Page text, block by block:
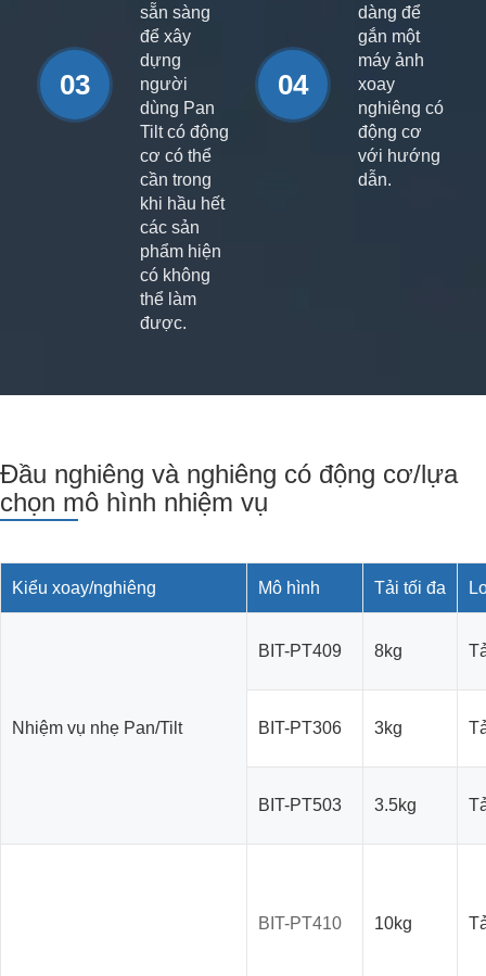
03
sẵn sàng
để xây
dựng
người
dùng Pan
Tilt có động
cơ có thể
cần trong
khi hầu hết
các sản
phẩm hiện
có không
thể làm
được.
04
dàng để
gắn một
máy ảnh
xoay
nghiêng có
động cơ
với hướng
dẫn.
Đầu nghiêng và nghiêng có động cơ/lựa
chọn mô hình nhiệm vụ
Kiểu xoay/nghiêng Mô hình Tải tối đa
Nhiệm vụ nhẹ Pan/Tilt
BIT-PT409 8kg
BIT-PT306 3kg
BIT-PT503 3.5kg
BIT-PT410 10kg